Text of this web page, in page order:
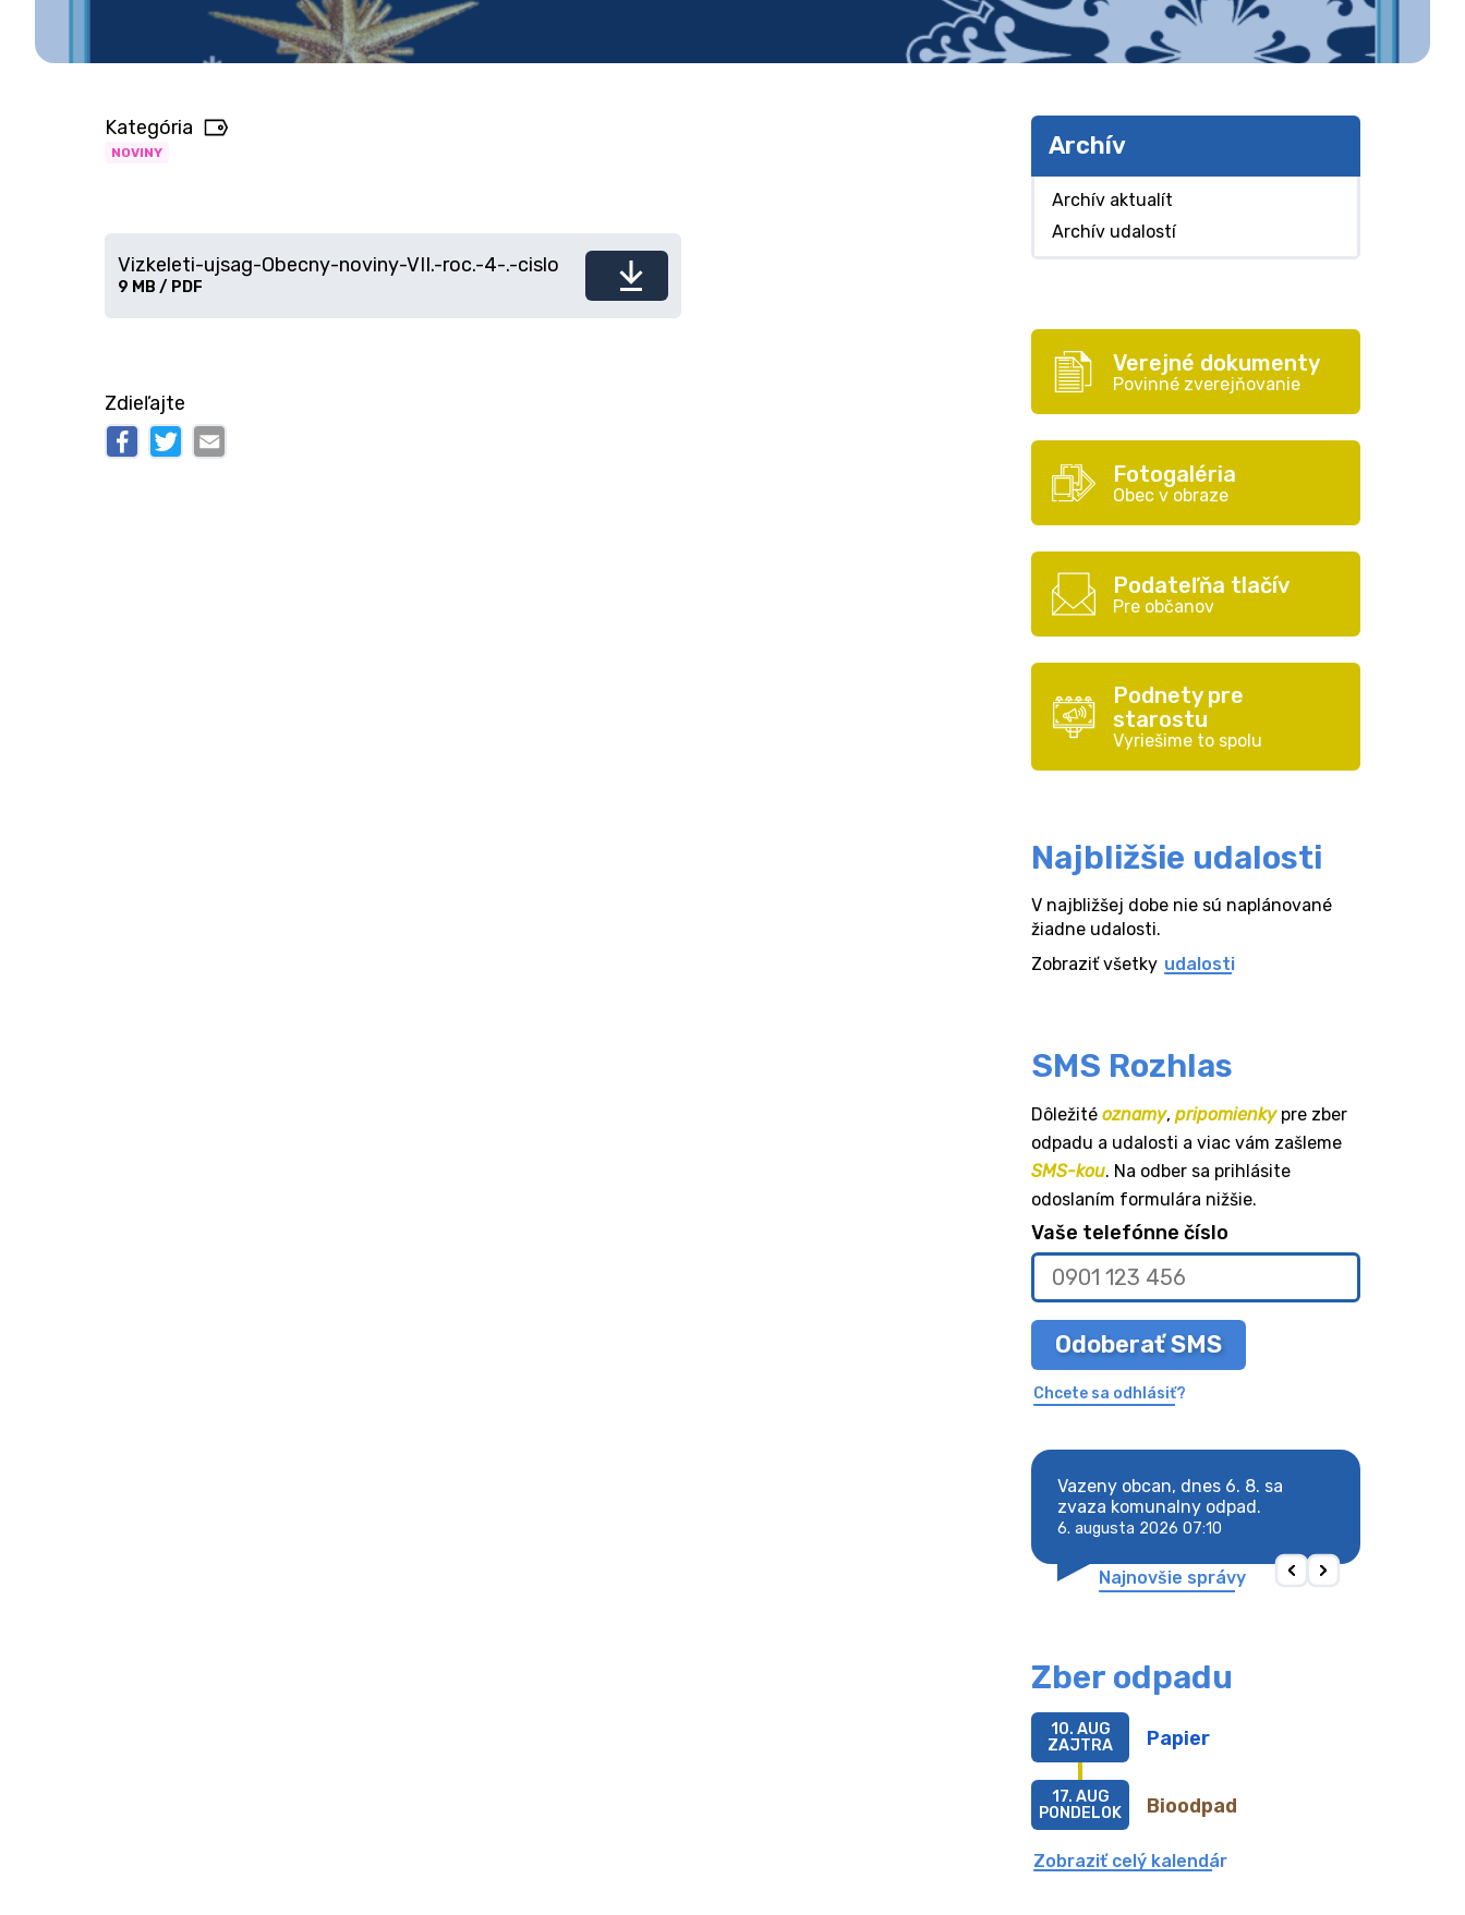
Kategória
NOVINY
Vizkeleti-ujsag-Obecny-noviny-VII.-roc.-4-.-cislo
Veľkosť
typ
9 MB / PDF Stiahnuť
Zdieľajte
Archív
Archív aktualít
Archív udalostí
Verejné dokumenty
Povinné zverejňovanie
Fotogaléria
Obec v obraze
Podateľňa tlačív
Pre občanov
Podnety pre
starostu
Vyriešime to spolu
Najbližšie udalosti
V najbližšej dobe nie sú naplánované
žiadne udalosti.
Zobraziť všetky udalosti
SMS Rozhlas
Dôležité oznamy, pripomienkypre zber
odpadu a udalosti a viac vám zašleme
SMS-kou. Na odber sa prihlásite
odoslaním formulára nižšie.
Vaše telefónne číslo
Odoberať SMS
Chcete sa odhlásiť?
Vazeny obcan, dnes 6. 8. sa
zvaza komunalny odpad.
6. augusta 2026 07:10
Najnovšie správy
Zber odpadu
Papier
10. AUG
ZAJTRA
Bioodpad
17. AUG
PONDELOK
Zobraziť celý kalendár